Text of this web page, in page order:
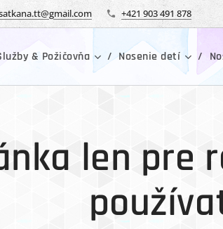
+421 903 491 878
& Požičovňa Nosenie detí
len pre